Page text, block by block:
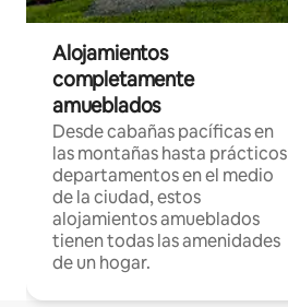
Alojamientos
completamente
amueblados
Desde cabañas pacíficas en
las montañas hasta prácticos
departamentos en el medio
de la ciudad, estos
alojamientos amueblados
tienen todas las amenidades
de un hogar.